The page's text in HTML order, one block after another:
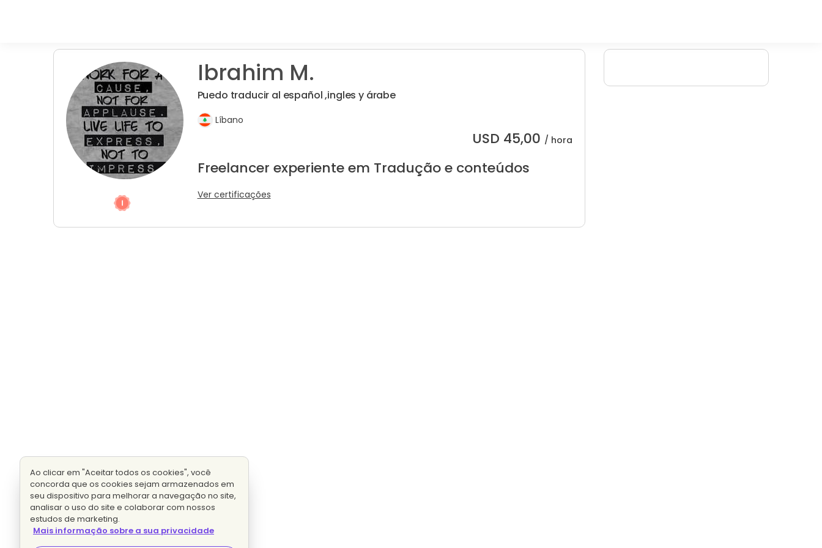
Ibrahim M.
Puedo traducir al español ,ingles y árabe
Líbano
USD 45,00 / hora
Freelancer experiente em Tradução e conteúdos
Ver certificações
Ao clicar em "Aceitar todos os cookies", você
concorda que os cookies sejam armazenados em
seu dispositivo para melhorar a navegação no site,
analisar o uso do site e colaborar com nossos
estudos de marketing.
Mais informação sobre a sua privacidade